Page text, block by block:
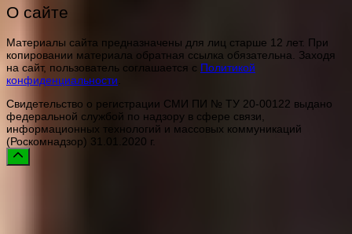
О сайте
Материалы сайта предназначены для лиц старше 12 лет. При
копировании материала обратная ссылка обязательна. Заходя
на сайт, пользователь соглашается с Политикой
конфиденциальности